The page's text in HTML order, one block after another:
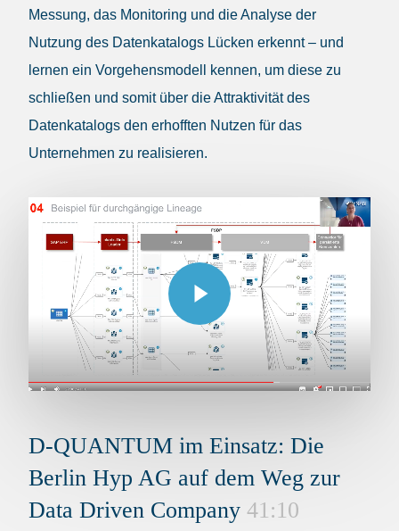
Messung, das Monitoring und die Analyse der
Nutzung des Datenkatalogs Lücken erkennt – und
lernen ein Vorgehensmodell kennen, um diese zu
schließen und somit über die Attraktivität des
Datenkatalogs den erhofften Nutzen für das
Unternehmen zu realisieren.
Play Video
Play Video
D-QUANTUM im Einsatz: Die
Berlin Hyp AG auf dem Weg zur
Data Driven Company 41:10